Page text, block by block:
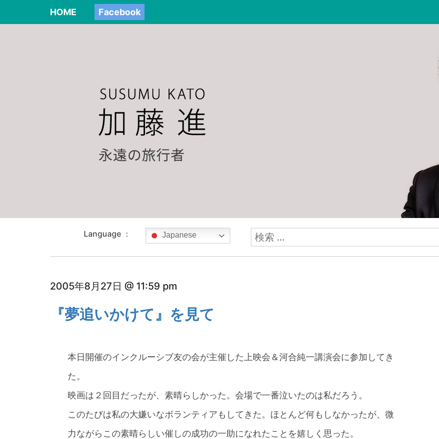
HOME Facebook
Language ： Japanese
検
索:
2005年8月27日 @ 11:59 pm
『夢追いかけて』を見て
本日開催のインクルーシブ友の会が主催した上映会＆河合純一講演会に参加してき
た。
映画は２回目だったが、素晴らしかった。会場で一番泣いたのは私だろう。
このたびは私の大嫌いなボランティアもしてきた。ほとんど何もしなかったが、微
力ながらこの素晴らしい催しの成功の一助になれたことを嬉しく思った。